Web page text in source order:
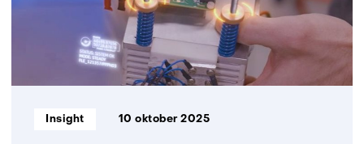
elektrische
Informatietype:
Insight 10 oktober 2025